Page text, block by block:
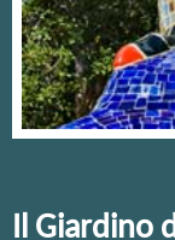
Il Giardino